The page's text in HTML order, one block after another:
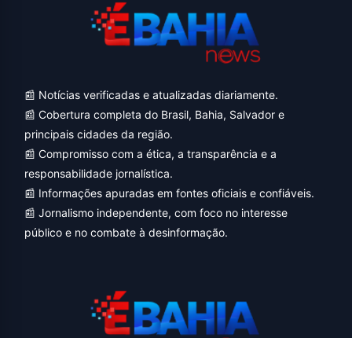
📰 Notícias verificadas e atualizadas diariamente.
📰 Cobertura completa do Brasil, Bahia, Salvador e
principais cidades da região.
📰 Compromisso com a ética, a transparência e a
responsabilidade jornalística.
📰 Informações apuradas em fontes oficiais e confiáveis.
📰 Jornalismo independente, com foco no interesse
público e no combate à desinformação.